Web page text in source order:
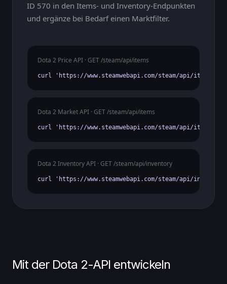
ID 570 in den Items- und Inventory-Endpunkten
und ergänze bei Bedarf einen Marktfilter.
Dota 2 Price API · GET /steam/api/items
curl 'https://www.steamwebapi.com/steam/api/
Dota 2 Market API · GET /steam/api/items
curl 'https://www.steamwebapi.com/steam/api/
Dota 2 Inventory API · GET /steam/api/inventory
curl 'https://www.steamwebapi.com/steam/api/
Mit der Dota 2-API entwickeln